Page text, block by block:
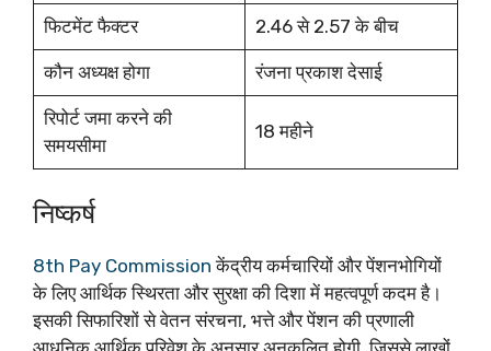
फिटमेंट फैक्टर 2.46 से 2.57 के बीच​
कौन अध्यक्ष होगा रंजना प्रकाश देसाई​
रिपोर्ट जमा करने की
समयसीमा
18 महीने
निष्कर्ष
8th Pay Commission केंद्रीय कर्मचारियों और पेंशनभोगियों
के लिए आर्थिक स्थिरता और सुरक्षा की दिशा में महत्वपूर्ण कदम है।
इसकी सिफारिशों से वेतन संरचना, भत्ते और पेंशन की प्रणाली